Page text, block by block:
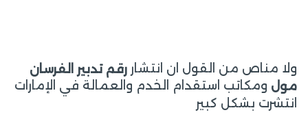
ولا مناص من القول ان انتشار رقم تدبير الفرسان
مول ومكاتب استقدام الخدم والعمالة في الإمارات
انتشرت بشكل كبير